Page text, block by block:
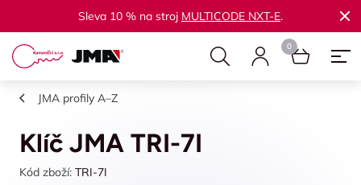
Sleva 10 % na stroj MULTICODE NXT-E.
JMA profily A–Z
Klíč JMA TRI-7I
Kód zboží: TRI-7I